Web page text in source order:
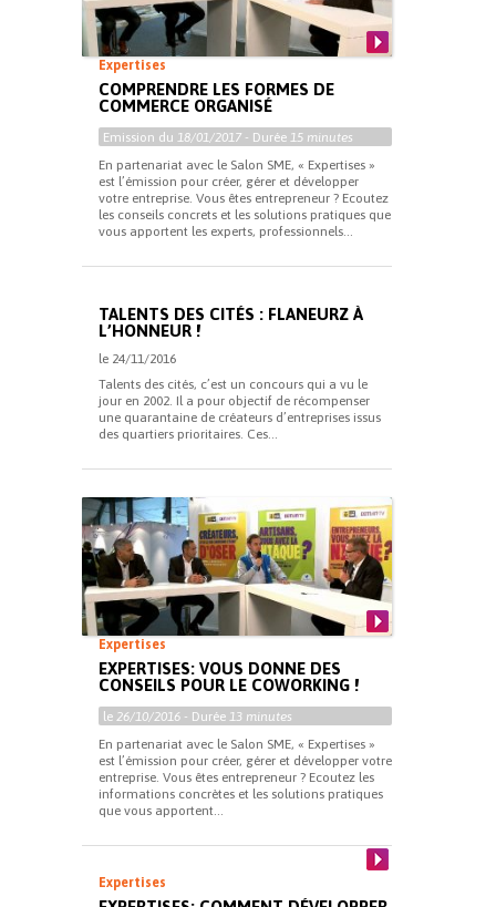
Expertises
COMPRENDRE LES FORMES DE
COMMERCE ORGANISÉ
Emission du 18/01/2017 - Durée 15 minutes
En partenariat avec le Salon SME, « Expertises »
est l’émission pour créer, gérer et développer
votre entreprise. Vous êtes entrepreneur ? Ecoutez
les conseils concrets et les solutions pratiques que
vous apportent les experts, professionnels...
TALENTS DES CITÉS : FLANEURZ À
L’HONNEUR !
le 24/11/2016
Talents des cités, c’est un concours qui a vu le
jour en 2002. Il a pour objectif de récompenser
une quarantaine de créateurs d’entreprises issus
des quartiers prioritaires. Ces...
Expertises
EXPERTISES: VOUS DONNE DES
CONSEILS POUR LE COWORKING !
le 26/10/2016 - Durée 13 minutes
En partenariat avec le Salon SME, « Expertises »
est l’émission pour créer, gérer et développer votre
entreprise. Vous êtes entrepreneur ? Ecoutez les
informations concrètes et les solutions pratiques
que vous apportent...
Expertises